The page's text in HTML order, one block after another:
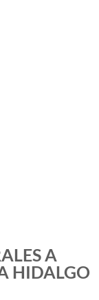
A
HIDALGO